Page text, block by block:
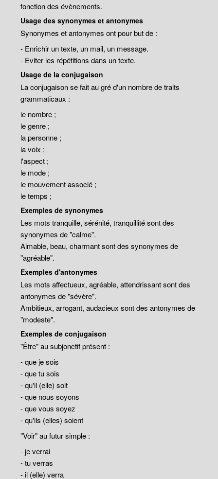
fonction des évènements.
Usage des synonymes et antonymes
Synonymes et antonymes ont pour but de :
- Enrichir un texte, un mail, un message.
- Eviter les répétitions dans un texte.
Usage de la conjugaison
La conjugaison se fait au gré d'un nombre de traits
grammaticaux :
le nombre ;
le genre ;
la personne ;
la voix ;
l'aspect ;
le mode ;
le mouvement associé ;
le temps ;
Exemples de synonymes
Les mots tranquille, sérénité, tranquillité sont des
synonymes de "calme".
Aimable, beau, charmant sont des synonymes de
"agréable".
Exemples d'antonymes
Les mots affectueux, agréable, attendrissant sont des
antonymes de "sévère".
Ambitieux, arrogant, audacieux sont des antonymes de
"modeste".
Exemples de conjugaison
"Être" au subjonctif présent :
- que je sois
- que tu sois
- qu'il (elle) soit
- que nous soyons
- que vous soyez
- qu'ils (elles) soient
"Voir" au futur simple :
- je verrai
- tu verras
- il (elle) verra